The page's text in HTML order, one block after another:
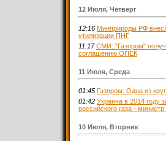
12 Июля, Четверг
12:16 Минприроды РФ
утилизации ПНГ
11:17 СМИ: "Газпром"
соглашению ОПЕК
11 Июля, Среда
01:45 Газпром: Одна из
01:42 Украина в 2014 году
российского газа - министр
10 Июля, Вторник